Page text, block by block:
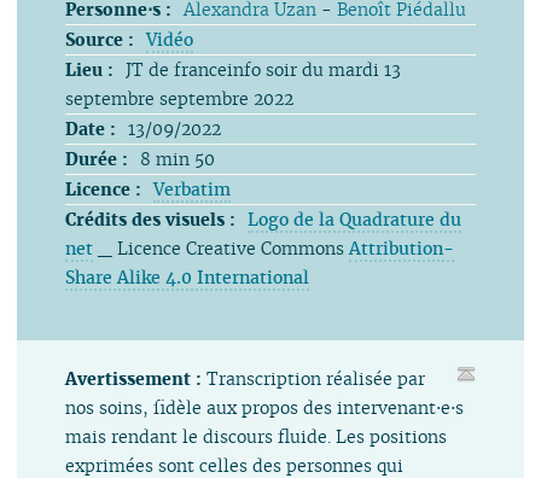
Personne⋅s : Alexandra Uzan - Benoît Piédallu
Source : Vidéo
Lieu : JT de franceinfo soir du mardi 13
septembre septembre 2022
Date : 13/09/2022
Durée :
8 min 50
Licence : Verbatim
Crédits des visuels : Logo de la Quadrature du
net _ Licence Creative CommonsAttribution-
Share Alike 4.0 International
Avertissement :Transcription réalisée par
nos soins, fidèle aux propos des intervenant⋅e⋅s
mais rendant le discours fluide. Les positions
exprimées sont celles des personnes qui